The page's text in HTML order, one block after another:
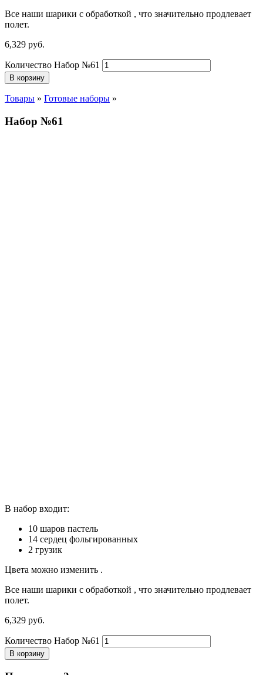
Все наши шарики с обработкой , что значительно продлевает
полет.
6,329 руб.
Количество Набор №61
В корзину
Товары » Готовые наборы »
Набор №61
В набор входит:
10 шаров пастель
14 сердец фольгированных
2 грузик
Цвета можно изменить .
Все наши шарики с обработкой , что значительно продлевает
полет.
6,329 руб.
Количество Набор №61
В корзину